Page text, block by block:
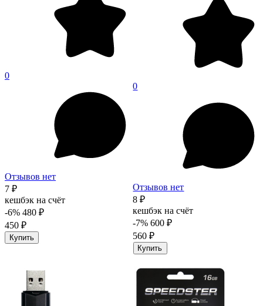
0
Отзывов нет
7 ₽
кешбэк на счёт
-6% 480 ₽
450 ₽
Купить
0
Отзывов нет
8 ₽
кешбэк на счёт
-7% 600 ₽
560 ₽
Купить